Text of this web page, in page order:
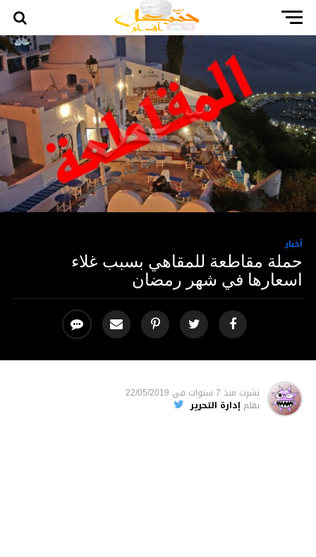
أخبار
حملة مقاطعة للمقاهي بسبب غلاء
اسعارها في شهر رمضان
نشرت منذ 7 سنوات فى 22/05/2019
بقلم إدارة التحرير